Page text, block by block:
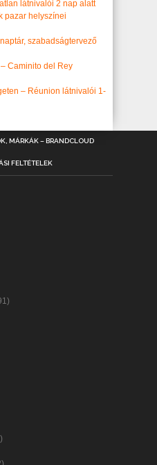
látnivalói 2 nap alatt
pazar helyszínei
szabadságtervező
Caminito del Rey
– Réunion látnivalói 1-
MÁRKÁK – BRANDCLOUD
FELTÉTELEK